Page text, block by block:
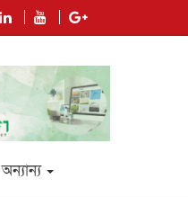
অন্যান্য